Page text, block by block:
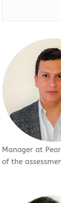
Manager at
of the